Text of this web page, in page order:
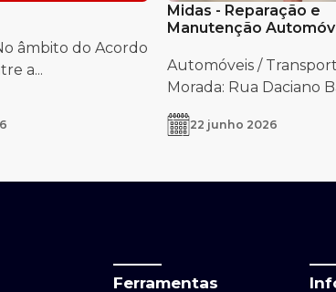
âmbito do Acordo
a...
Midas - Reparação e
Manutenção
Automóveis /
Morada: Rua Daciano
22 junho 2026
Ferramentas